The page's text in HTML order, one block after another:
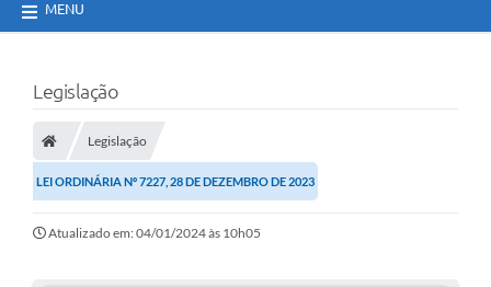
MENU
Legislação
Legislação
LEI ORDINÁRIA Nº 7227, 28 DE DEZEMBRO DE 2023
Atualizado em: 04/01/2024 às 10h05